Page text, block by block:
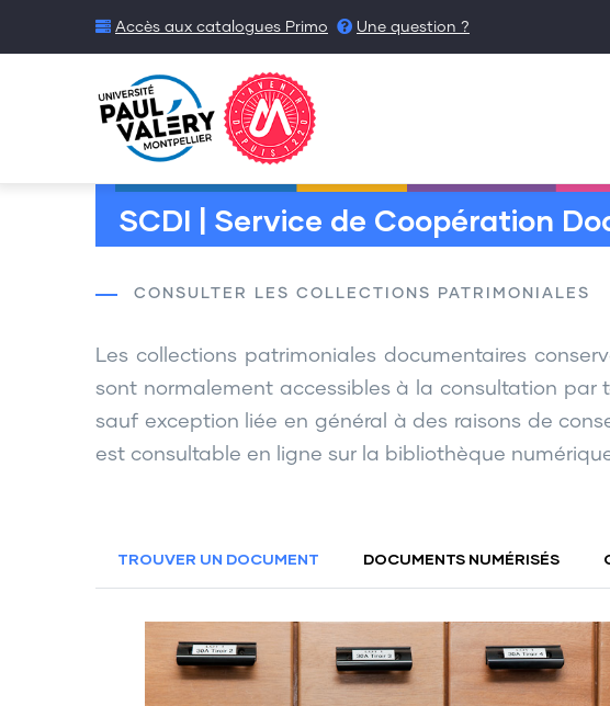
au
Accès aux catalogues Primo Une question ?
SCDI | Service de Coopération
CONSULTER LES COLLECTIONS PATRIMONIALES
Les collections patrimoniales documentaires
sont normalement accessibles à la consultation par
sauf exception liée en général à des raisons de
est consultable en ligne sur la bibliothèque
TROUVER UN DOCUMENT DOCUMENTS NUMÉRISÉS